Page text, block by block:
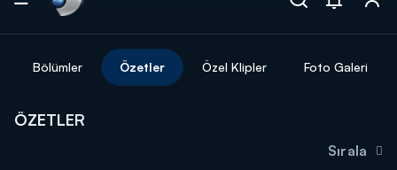
DİĞER SONUÇLAR
Bölümler Özetler Özel Klipler Foto Galeri
ÖZETLER
Sırala